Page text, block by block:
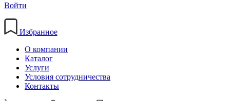
Войти
Избранное
О компании
Каталог
Услуги
Условия сотрудничества
Контакты